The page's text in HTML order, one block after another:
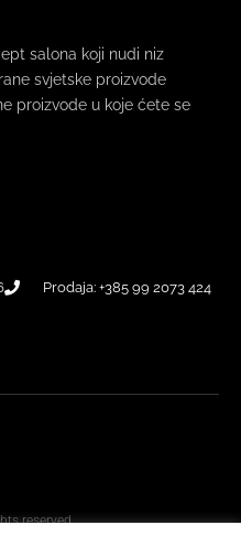
salona koji nudi niz
svjetske proizvode
proizvode u koje ćete se
Prodaja: +385 99 2073 424
reserved